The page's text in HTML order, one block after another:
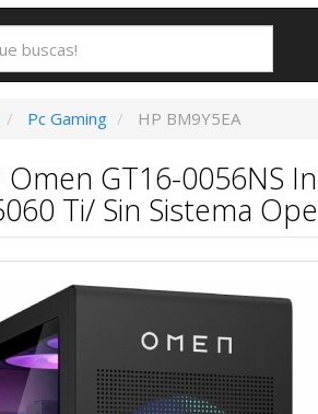
Pc Gaming HP BM9Y5EA
Omen GT16-0056NS
Ti/ Sin Sistema